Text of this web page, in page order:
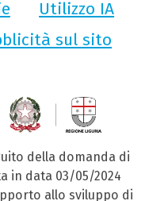
Utilizzo IA
sul sito
della domanda di
in data 03/05/2024
allo sviluppo di